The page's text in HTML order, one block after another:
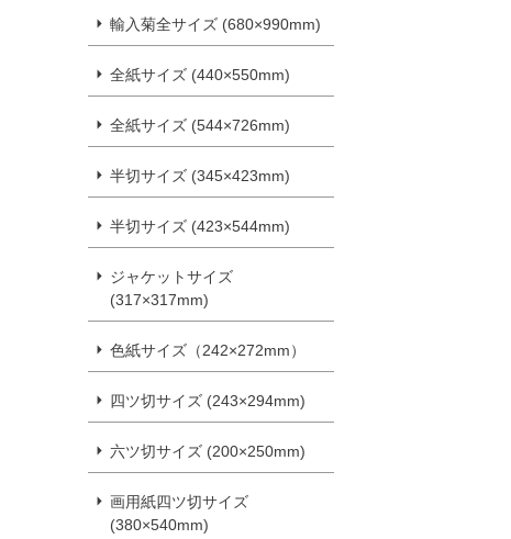
輸入菊全サイズ (680×990mm)
全紙サイズ (440×550mm)
全紙サイズ (544×726mm)
半切サイズ (345×423mm)
半切サイズ (423×544mm)
ジャケットサイズ
(317×317mm)
色紙サイズ（242×272mm）
四ツ切サイズ (243×294mm)
六ツ切サイズ (200×250mm)
画用紙四ツ切サイズ
(380×540mm)